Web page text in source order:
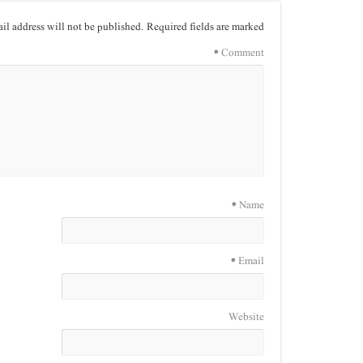
address will not be published.Required fields are marked
Comment
*
Name
*
Email
*
Website